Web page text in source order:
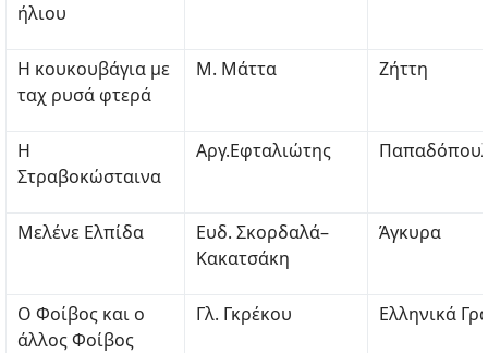
ήλιου
Η κουκουβάγια με
ταχ ρυσά φτερά
Μ. Μάττα Ζήττη
Η
Στραβοκώσταινα
Αργ.Εφταλιώτης
Μελένε Ελπίδα
Ευδ. Σκορδαλά–
Κακατσάκη
Άγκυρα
Ο Φοίβος και ο
άλλος Φοίβος
Γλ. Γκρέκου Ελληνικά